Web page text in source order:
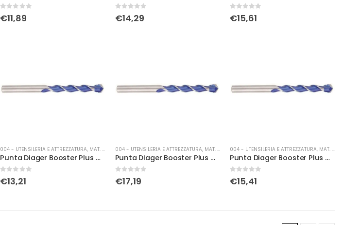
€11,89 €14,29 €15,61
004 - UTENSILERIA E ATTREZZATURA, MAT. DI CONSUMO
Punta Diager Booster Plus Ø 6,5 x 210
Su 5
€13,21
004 - UTENSILERIA E ATTREZZATURA, MAT. DI CONSUMO
Punta Diager Booster Plus Ø 6,5 x 310
Su 5
€17,19
004 - UTENSILERIA E ATTREZZATURA, MAT. DI CONSUMO
Punta Diager Booster Plus Ø 8 x 150
Su 5
€15,41